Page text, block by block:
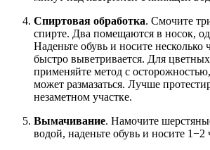
Спиртовая обработка. Смочите
спирте. Два помещаются в носок,
Наденьте обувь и носите несколько
быстро выветривается. Для
применяйте метод с осторожностью,
может размазаться. Лучше
незаметном участке.
Вымачивание. Намочите
водой, наденьте обувь и носите 1−2